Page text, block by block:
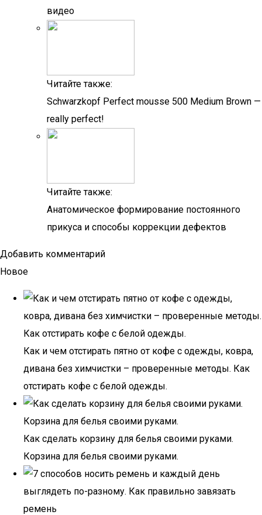
видео
Читайте также:
Schwarzkopf Perfect mousse 500 Medium Brown —
really perfect!
Читайте также:
Анатомическое формирование постоянного
прикуса и способы коррекции дефектов
Добавить комментарий
Новое
Как и чем отстирать пятно от кофе с одежды, ковра,
дивана без химчистки – проверенные методы. Как
отстирать кофе с белой одежды.
Как сделать корзину для белья своими руками.
Корзина для белья своими руками.